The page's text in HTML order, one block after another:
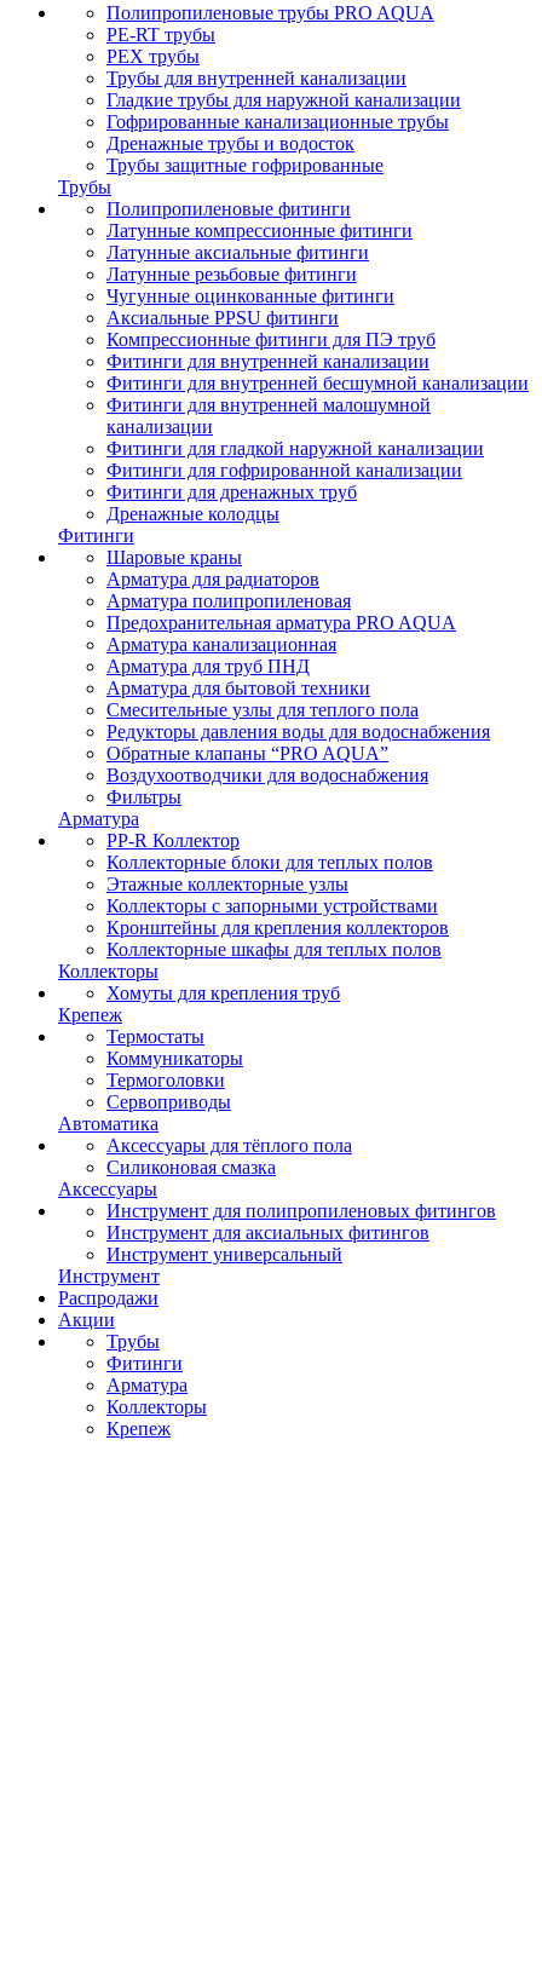
Полипропиленовые трубы PRO AQUA
PE-RT трубы
PEX трубы
Трубы для внутренней канализации
Гладкие трубы для наружной канализации
Гофрированные канализационные трубы
Дренажные трубы и водосток
Трубы защитные гофрированные
Трубы
Полипропиленовые фитинги
Латунные компрессионные фитинги
Латунные аксиальные фитинги
Латунные резьбовые фитинги
Чугунные оцинкованные фитинги
Аксиальные PPSU фитинги
Компрессионные фитинги для ПЭ труб
Фитинги для внутренней канализации
Фитинги для внутренней бесшумной канализации
Фитинги для внутренней малошумной
канализации
Фитинги для гладкой наружной канализации
Фитинги для гофрированной канализации
Фитинги для дренажных труб
Дренажные колодцы
Фитинги
Шаровые краны
Арматура для радиаторов
Арматура полипропиленовая
Предохранительная арматура PRO AQUA
Арматура канализационная
Арматура для труб ПНД
Арматура для бытовой техники
Смесительные узлы для теплого пола
Редукторы давления воды для водоснабжения
Обратные клапаны “PRO AQUA”
Воздухоотводчики для водоснабжения
Фильтры
Арматура
PP-R Коллектор
Коллекторные блоки для теплых полов
Этажные коллекторные узлы
Коллекторы с запорными устройствами
Кронштейны для крепления коллекторов
Коллекторные шкафы для теплых полов
Коллекторы
Хомуты для крепления труб
Крепеж
Термостаты
Коммуникаторы
Термоголовки
Сервоприводы
Автоматика
Аксессуары для тёплого пола
Силиконовая смазка
Аксессуары
Инструмент для полипропиленовых фитингов
Инструмент для аксиальных фитингов
Инструмент универсальный
Инструмент
Распродажи
Акции
Трубы
Фитинги
Арматура
Коллекторы
Крепеж